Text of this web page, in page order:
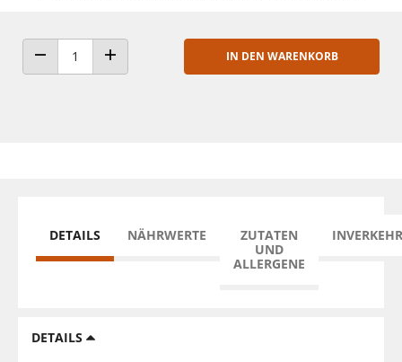
ANZAHL VERRINGERNANZAHL ERHÖHEN
IN DEN WARENKORB
DETAILS NÄHRWERTE
ZUTATEN
UND
ALLERGENE
DETAILS